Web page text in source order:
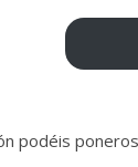
podéis